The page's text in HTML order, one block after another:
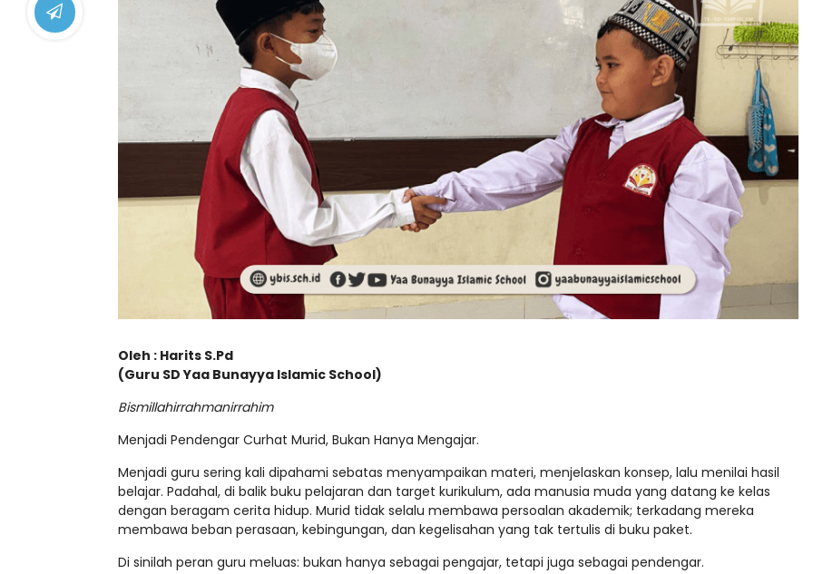
Oleh : Harits S.Pd
(Guru SD Yaa Bunayya Islamic School)
Bismillahirrahmanirrahim
Menjadi Pendengar Curhat Murid, Bukan Hanya Mengajar.
Menjadi guru sering kali dipahami sebatas menyampaikan materi, menjelaskan konsep, lalu menilai hasil
belajar. Padahal, di balik buku pelajaran dan target kurikulum, ada manusia muda yang datang ke kelas
dengan beragam cerita hidup. Murid tidak selalu membawa persoalan akademik; terkadang mereka
membawa beban perasaan, kebingungan, dan kegelisahan yang tak tertulis di buku paket.
Di sinilah peran guru meluas: bukan hanya sebagai pengajar, tetapi juga sebagai pendengar.